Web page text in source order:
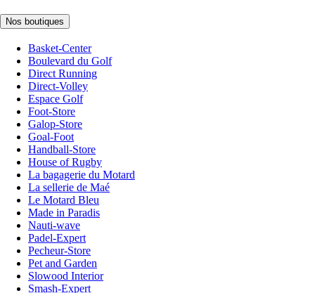
Nos boutiques
Basket-Center
Boulevard du Golf
Direct Running
Direct-Volley
Espace Golf
Foot-Store
Galop-Store
Goal-Foot
Handball-Store
House of Rugby
La bagagerie du Motard
La sellerie de Maé
Le Motard Bleu
Made in Paradis
Nauti-wave
Padel-Expert
Pecheur-Store
Pet and Garden
Slowood Interior
Smash-Expert